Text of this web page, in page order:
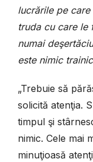
lucrările pe
truda cu care le
numai
este nimic
„Trebuie să
solicită atenţia.
timpul şi
nimic. Cele mai
minuţioasă